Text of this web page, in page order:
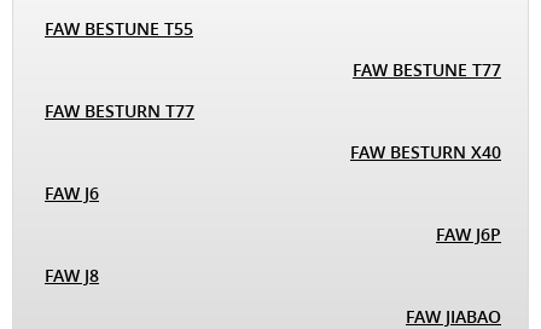
FAW BESTUNE T55
FAW BESTUNE T77
FAW BESTURN T77
FAW BESTURN X40
FAW J6
FAW J6P
FAW J8
FAW JIABAO